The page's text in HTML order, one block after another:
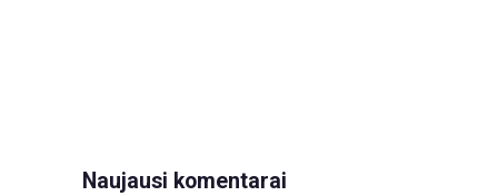
Naujausi komentarai